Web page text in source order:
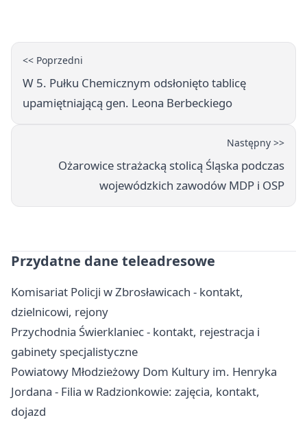
<< Poprzedni
W 5. Pułku Chemicznym odsłonięto tablicę
upamiętniającą gen. Leona Berbeckiego
Następny >>
Ożarowice strażacką stolicą Śląska podczas
wojewódzkich zawodów MDP i OSP
Przydatne dane teleadresowe
Komisariat Policji w Zbrosławicach - kontakt,
dzielnicowi, rejony
Przychodnia Świerklaniec - kontakt, rejestracja i
gabinety specjalistyczne
Powiatowy Młodzieżowy Dom Kultury im. Henryka
Jordana - Filia w Radzionkowie: zajęcia, kontakt,
dojazd